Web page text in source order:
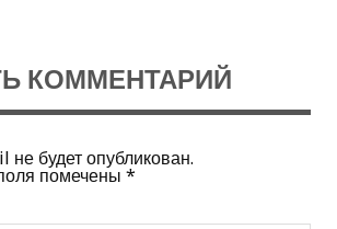
КОММЕНТАРИЙ
будет опубликован.
помечены *